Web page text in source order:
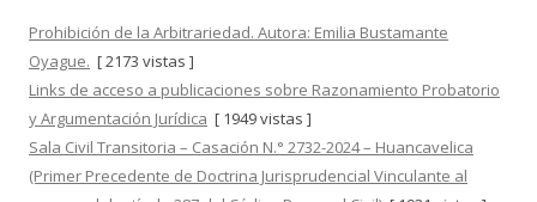
Prohibición de la Arbitrariedad. Autora: Emilia Bustamante
Oyague. [ 2173 vistas ]
Links de acceso a publicaciones sobre Razonamiento Probatorio
y Argumentación Jurídica [ 1949 vistas ]
Sala Civil Transitoria – Casación N.° 2732-2024 – Huancavelica
(Primer Precedente de Doctrina Jurisprudencial Vinculante al